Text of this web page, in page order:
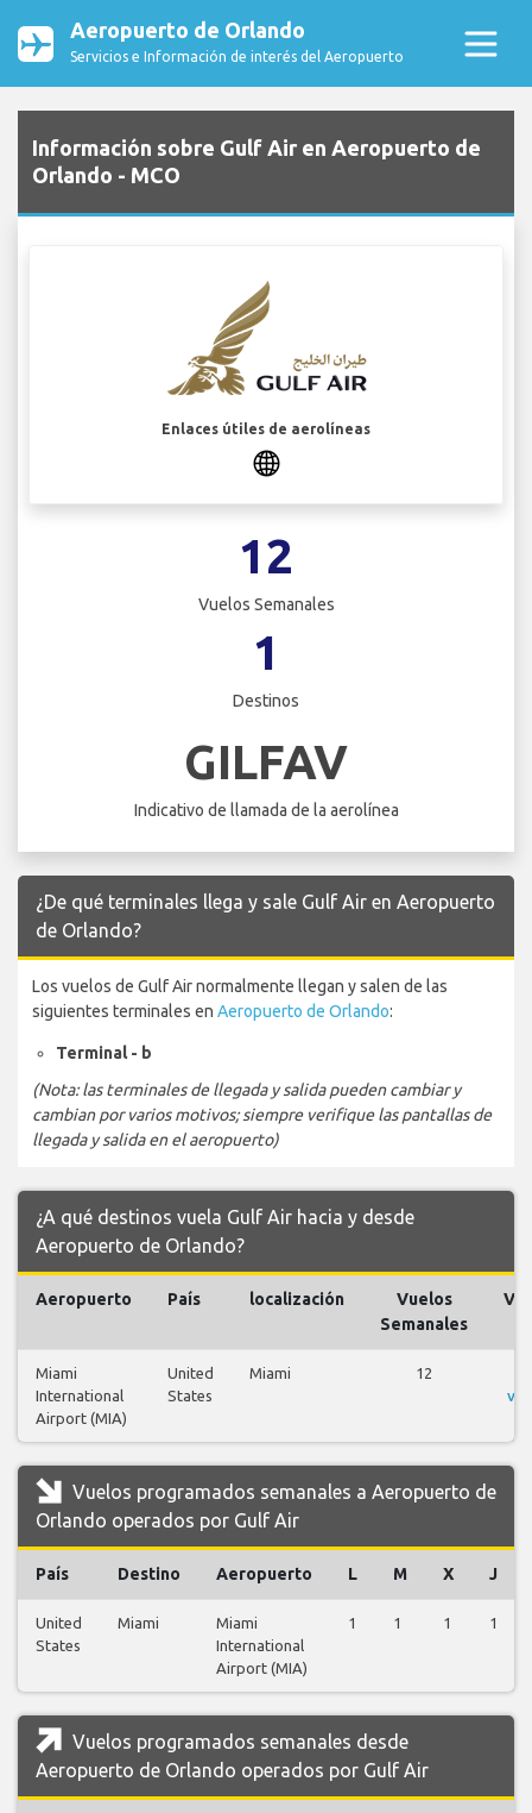
Aeropuerto de Orlando
Servicios e Información de interés del Aeropuerto
Información sobre Gulf Air en Aeropuerto de
Orlando - MCO
Enlaces útiles de aerolíneas
12
Vuelos Semanales
1
Destinos
GILFAV
Indicativo de llamada de la aerolínea
¿De qué terminales llega y sale Gulf Air en Aeropuerto
de Orlando?
Los vuelos de Gulf Air normalmente llegan y salen de las
siguientes terminales en Aeropuerto de Orlando:
Terminal - b
(Nota: las terminales de llegada y salida pueden cambiar y
cambian por varios motivos; siempre verifique las pantallas de
llegada y salida en el aeropuerto)
¿A qué destinos vuela Gulf Air hacia y desde
Aeropuerto de Orlando?
Aeropuerto País localización
Vuelos
Semanales
Miami
International
Airport (MIA)
United
States
Miami 12
Vuelos programados semanales a Aeropuerto de
Orlando operados por Gulf Air
País Destino Aeropuerto L M X J
United
States
Miami
Miami
International
Airport (MIA)
1 1 1 1
Vuelos programados semanales desde
Aeropuerto de Orlando operados por Gulf Air